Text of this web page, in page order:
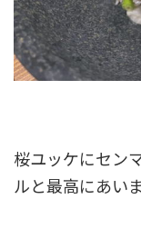
桜ユッケにセン
ルと最高にあい